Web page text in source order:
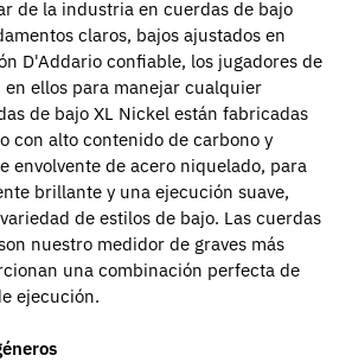
de la industria en cuerdas de bajo
claros, bajos ajustados en
D'Addario confiable, los jugadores de
ellos para manejar cualquier
de bajo XL Nickel están fabricadas
con alto contenido de carbono y
envolvente de acero niquelado, para
brillante y una ejecución suave,
de estilos de bajo. Las cuerdas
nuestro medidor de graves más
una combinación perfecta de
ejecución.